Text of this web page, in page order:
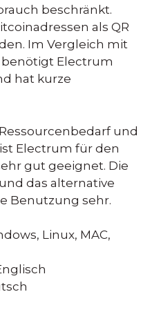
beschränkt.
als QR
Im Vergleich mit
Electrum
hat kurze
und
Electrum für den
gut geeignet. Die
das alternative
Benutzung sehr.
Linux, MAC,